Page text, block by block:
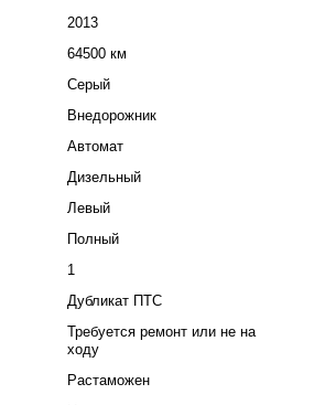
2013
64500 км
Серый
Внедорожник
Автомат
Дизельный
Левый
Полный
1
Дубликат ПТС
Требуется ремонт или не на
ходу
Растаможен